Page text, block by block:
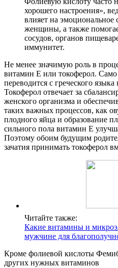
хорошего настроения»,
влияет на эмоциональное
женщины, а также
сосудов, органов
иммунитет.
Не менее значимую роль в
витамин Е или токоферол. Само
переводится с греческого
Токоферол отвечает за
женского организма и
таких важных процессов, как
плодного яйца и образование
сильного пола витамин Е
Поэтому обоим будущим
зачатия принимать токоферол
Читайте также:
Какие витамины и
мужчине для
Кроме фолиевой кислоты
других нужных витаминов